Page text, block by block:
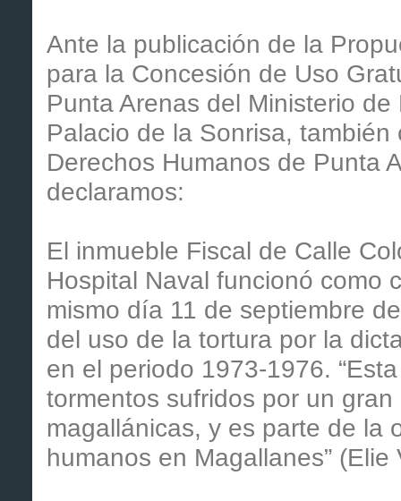
Ante la publicación de la
para la Concesión de Uso
Punta Arenas del Ministerio
Palacio de la Sonrisa,
Derechos Humanos de Punta
declaramos:
El inmueble Fiscal de Calle
Hospital Naval funcionó como
mismo día 11 de septiembre
del uso de la tortura por la
en el periodo 1973-1976.
tormentos sufridos por un
magallánicas, y es parte de la
humanos en Magallanes”